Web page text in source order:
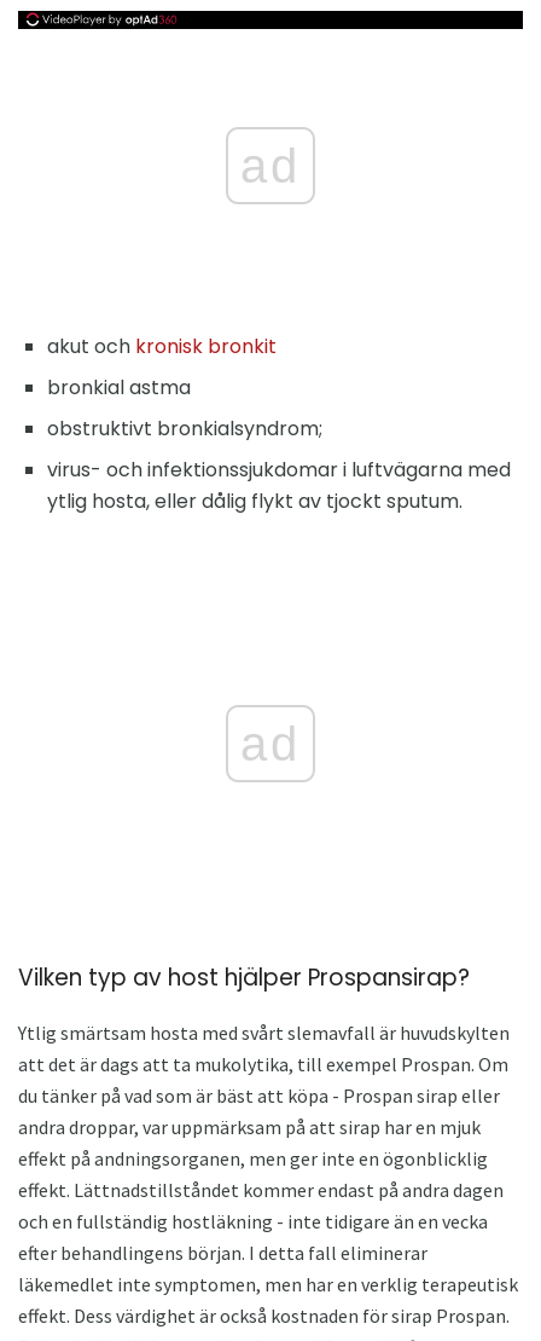
ad
akut och kronisk bronkit
bronkial astma
obstruktivt bronkialsyndrom;
virus- och infektionssjukdomar i luftvägarna med
ytlig hosta, eller dålig flykt av tjockt sputum.
ad
Vilken typ av host hjälper Prospansirap?
Ytlig smärtsam hosta med svårt slemavfall är huvudskylten
att det är dags att ta mukolytika, till exempel Prospan. Om
du tänker på vad som är bäst att köpa - Prospan sirap eller
andra droppar, var uppmärksam på att sirap har en mjuk
effekt på andningsorganen, men ger inte en ögonblicklig
effekt. Lättnadstillståndet kommer endast på andra dagen
och en fullständig hostläkning - inte tidigare än en vecka
efter behandlingens början. I detta fall eliminerar
läkemedlet inte symptomen, men har en verklig terapeutisk
effekt. Dess värdighet är också kostnaden för sirap Prospan.